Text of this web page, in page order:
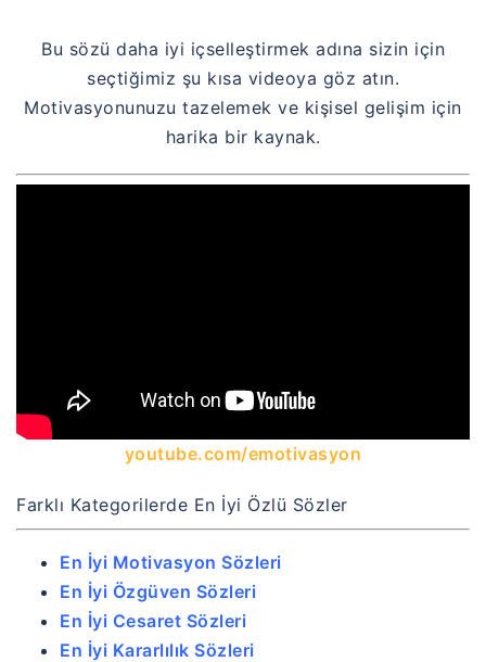
Bu sözü daha iyi içselleştirmek adına sizin için
seçtiğimiz şu kısa videoya göz atın.
Motivasyonunuzu tazelemek ve kişisel gelişim için
harika bir kaynak.
youtube.com/emotivasyon
Farklı Kategorilerde En İyi Özlü Sözler
En İyi Motivasyon Sözleri
En İyi Özgüven Sözleri
En İyi Cesaret Sözleri
En İyi Kararlılık Sözleri